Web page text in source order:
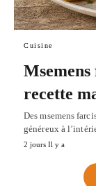
Cuisine
recette
Des msemens
généreux à
2 jours Il y a